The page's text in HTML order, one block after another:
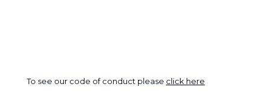
To see our code of conduct please click here